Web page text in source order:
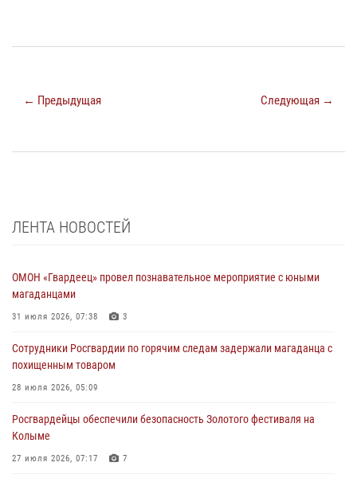
← Предыдущая Следующая →
ЛЕНТА НОВОСТЕЙ
ОМОН «Гвардеец» провел познавательное мероприятие с юными
магаданцами
31 июля 2026, 07:38 3
Сотрудники Росгвардии по горячим следам задержали магаданца с
похищенным товаром
28 июля 2026, 05:09
Росгвардейцы обеспечили безопасность Золотого фестиваля на
Колыме
27 июля 2026, 07:17 7